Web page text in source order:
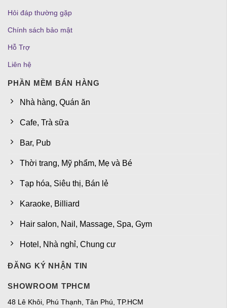
Hỏi đáp thường gặp
Chính sách bảo mật
Hỗ Trợ
Liên hệ
PHẦN MỀM BÁN HÀNG
Nhà hàng, Quán ăn
Cafe, Trà sữa
Bar, Pub
Thời trang, Mỹ phẩm, Mẹ và Bé
Tạp hóa, Siêu thị, Bán lẻ
Karaoke, Billiard
Hair salon, Nail, Massage, Spa, Gym
Hotel, Nhà nghỉ, Chung cư
ĐĂNG KÝ NHẬN TIN
SHOWROOM TPHCM
48 Lê Khôi, Phú Thạnh, Tân Phú, TP.HCM